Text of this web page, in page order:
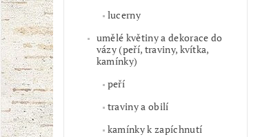
lucerny
umělé květiny a dekorace do
vázy (peří, traviny, kvítka,
kamínky)
peří
traviny a obilí
kamínky k zapíchnutí